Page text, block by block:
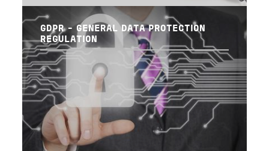
GDPR - GENERAL DATA PROTECTION
REGULATION